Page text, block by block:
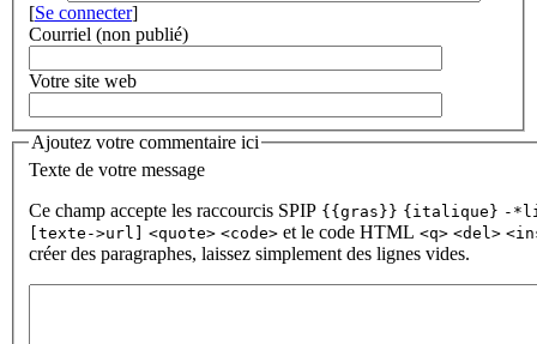
[Se connecter]
Courriel (non publié)
Votre site web
Ajoutez votre commentaire ici
Texte de votre message
Ce champ accepte les raccourcis SPIP {{gras}} {italique} -
[texte->url]
<quote> <code> et le code HTML <q> <del>
créer des paragraphes, laissez simplement des lignes vides.